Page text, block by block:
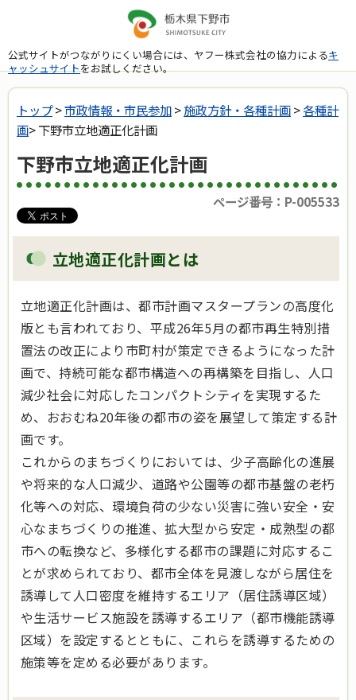
公式サイトがつながりにくい場合には、ヤフー株式会社の協力によるキ
ャッシュサイトをお試しください。
トップ>市政情報・市民参加>施政方針・各種計画>各種計
画> 下野市立地適正化計画
下野市立地適正化計画
ページ番号：P-005533
立地適正化計画とは
立地適正化計画は、都市計画マスタープランの高度化
版とも言われており、平成26年5月の都市再生特別措
置法の改正により市町村が策定できるようになった計
画で、持続可能な都市構造への再構築を目指し、人口
減少社会に対応したコンパクトシティを実現するた
め、おおむね20年後の都市の姿を展望して策定する計
画です。
これからのまちづくりにおいては、少子高齢化の進展
や将来的な人口減少、道路や公園等の都市基盤の老朽
化等への対応、環境負荷の少ない災害に強い安全・安
心なまちづくりの推進、拡大型から安定・成熟型の都
市への転換など、多様化する都市の課題に対応するこ
とが求められており、都市全体を見渡しながら居住を
誘導して人口密度を維持するエリア（居住誘導区域）
や生活サービス施設を誘導するエリア（都市機能誘導
区域）を設定するとともに、これらを誘導するための
施策等を定める必要があります。